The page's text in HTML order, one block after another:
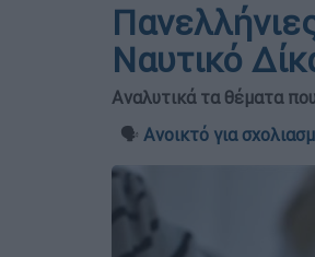
Ναυτικό
Αναλυτικά τα θέματα
🗣️ Ανοικτό για